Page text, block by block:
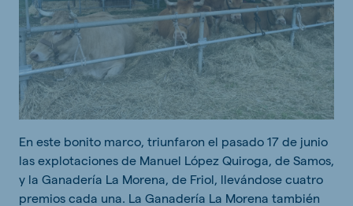
En este bonito marco, triunfaron el pasado 17 de junio
las explotaciones de Manuel López Quiroga, de Samos,
y la Ganadería La Morena, de Friol, llevándose cuatro
premios cada una. La Ganadería La Morena también